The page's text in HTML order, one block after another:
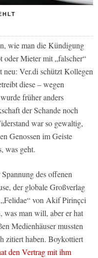
wie man die Kündigung
oder Mieter mit „falscher“
Ver.di schützt Kollegen
diese – wegen
früher anders
der Schande noch
war so gewaltig,
Genossen im Geiste
was geht.
des offenen
der globale Großverlag
von Akif Pirinçci
was man will, aber er hat
Medienhäuser mussten
zitiert haben. Boykottiert
den Vertrag mit ihm